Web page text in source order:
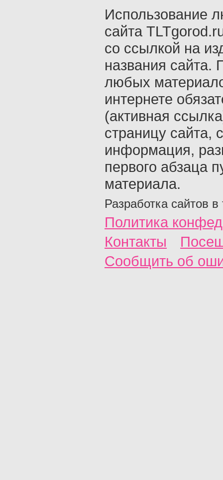
Использование
сайта
со ссылкой на
названия сайта.
любых
интернете
(активная
страницу сайта,
информация,
первого абзаца
материала.
Разработка сайтов в
Политика
Контакты
Сообщить об